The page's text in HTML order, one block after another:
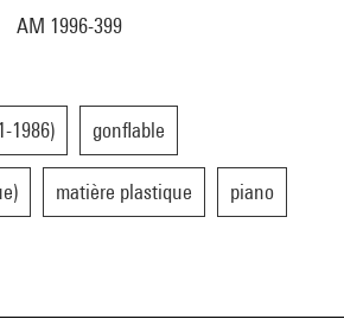
AM 1996-399
1986) gonflable
matière plastique piano